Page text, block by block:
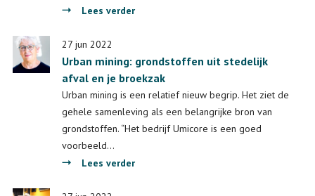
en
Lees verderover
industrieel
beleid
door
de
jaren
27 jun 2022
Urban mining: grondstoffen uit stedelijk
afval en je broekzak
Urban mining is een relatief nieuw begrip. Het ziet de
gehele samenleving als een belangrijke bron van
grondstoffen. “Het bedrijf Umicore is een goed
voorbeeld…
Lees verderover